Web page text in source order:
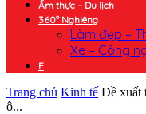
Ẩm thực – Du lịch
360° Nghiêng
Làm đẹp –
Xe – Công
F
Trang chủ Kinh tế Đề xuất
ô...